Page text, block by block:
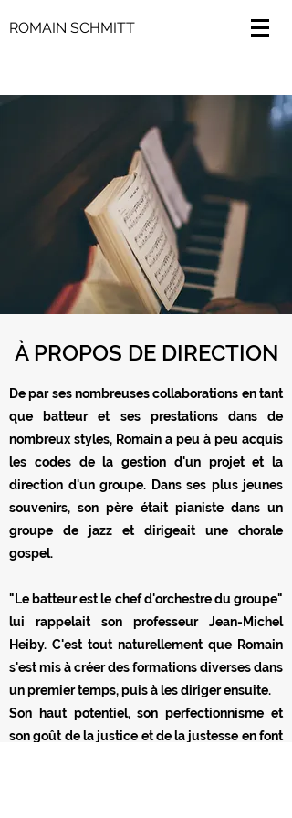
ROMAIN SCHMITT
À PROPOS DE DIRECTION
De par ses nombreuses collaborations en tant
que batteur et ses prestations dans de
nombreux styles, Romain a peu à peu acquis
les codes de la gestion d'un projet et la
direction d'un groupe. Dans ses plus jeunes
souvenirs, son père était pianiste dans un
groupe de jazz et dirigeait une chorale
gospel.
"Le batteur est le chef d'orchestre du groupe"
lui rappelait son professeur Jean-Michel
Heiby. C'est tout naturellement que Romain
s'est mis à créer des formations diverses dans
un premier temps, puis à les diriger ensuite.
Son haut potentiel, son perfectionnisme et
son goût de la justice et de la justesse en font